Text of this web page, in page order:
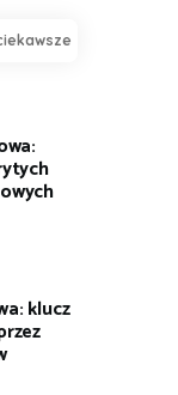
klucz